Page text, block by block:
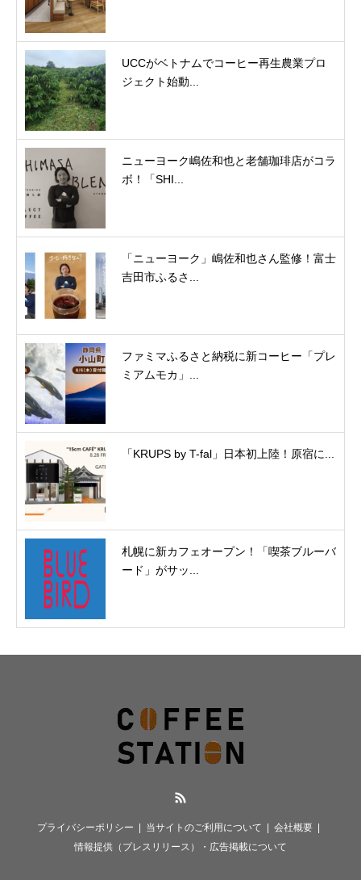
UCCがベトナムでコーヒー再生農業プロ
ジェクト始動...
ニューヨーク嶋佐和也と老舗珈琲店がコラ
ボ！「SHI...
「ニューヨーク」嶋佐和也さん監修！富士
吉田市ふるさ...
ファミマふるさと納税に新コーヒー「プレ
ミアムモカ」...
「KRUPS by T-fal」日本初上陸！原宿に...
札幌に新カフェオープン！「喫茶ブルーバ
ード」がサッ...
プライバシーポリシー 当サイトのご利用について
会社概要
情報提供（プレスリリース）・広告掲載について